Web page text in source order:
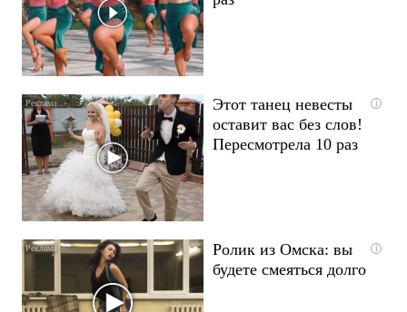
i
Этот танец невесты
оставит вас без слов!
Пересмотрела 10 раз
i
Ролик из Омска: вы
будете смеяться долго